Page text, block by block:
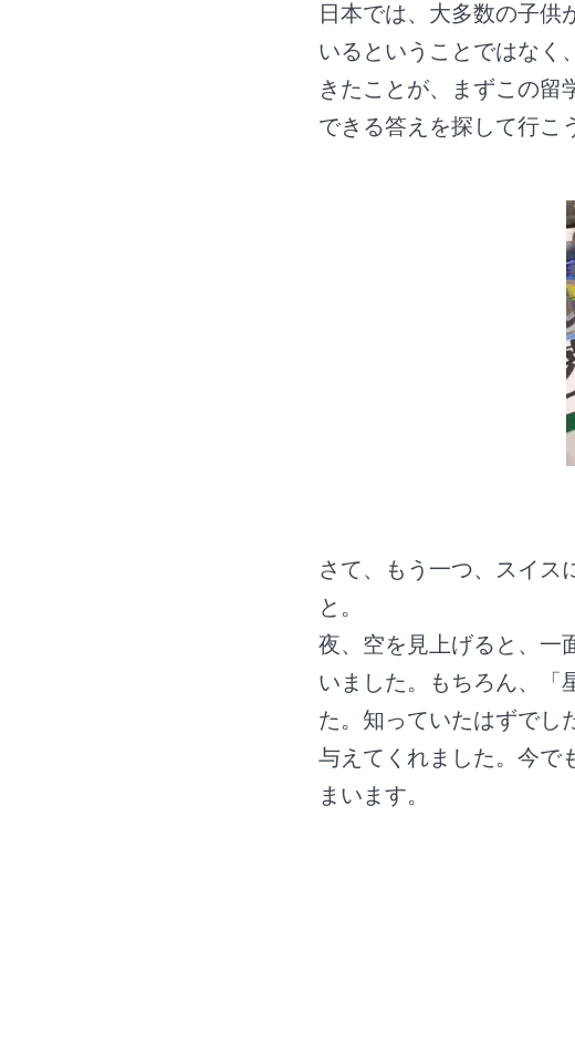
日本では、大多数の子供
いるということではなく
きたことが、まずこの留
できる答えを探して行こ
さて、もう一つ、スイス
と。
夜、空を見上げると、一
いました。もちろん、「
た。知っていたはずでし
与えてくれました。今で
まいます。